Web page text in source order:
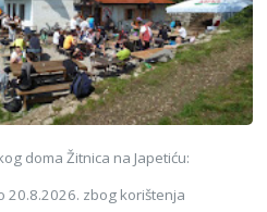
doma Žitnica na Japetiću:
20.8.2026. zbog korištenja